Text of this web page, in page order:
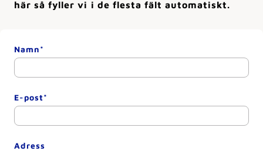
här så fyller vi i de flesta fält automatiskt.
Namn*
E-post*
Adress